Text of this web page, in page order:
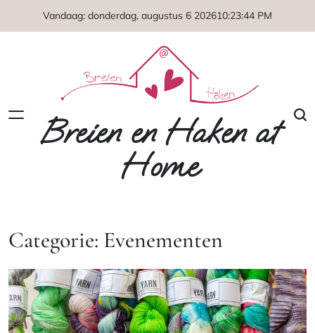
Vandaag: donderdag, augustus 6 202610:23:44 PM
Breien en Haken at
Home
Categorie: Evenementen